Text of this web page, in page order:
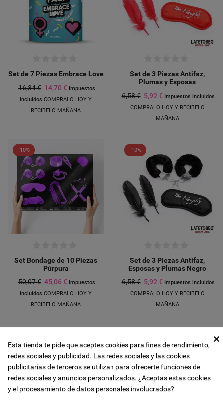
Set de 7 Piezas Embrace Love
16,34 € 14,70 € Impuestos
incluidos COMPRALO HOY Y
RECIBELO MAÑANA
Set de 3 Piezas Antifaz,
Plumas y Esposas
6,58 € 5,92 € Impuestos incluidos
COMPRALO HOY Y RECIBELO
MAÑANA
-10%
Set Bondage de 10 Piezas
Púrpura
50,07 € 45,06 € Impuestos
incluidos COMPRALO HOY Y
RECIBELO MAÑANA
-10%
Set de 3 Piezas Antifaz,
Esposas y Plumas Negro
6,58 € 5,92 € Impuestos incluidos
COMPRALO HOY Y RECIBELO
MAÑANA
Añadir a la lista de deseos
((modalTitle))
((confirmMessage))
Crear lista de deseos
Nombre de la lista de deseos
Iniciar sesión
Debe iniciar sesión para guardar productos en su lista de deseos.
×
Esta tienda te pide que aceptes cookies para fines de rendimiento,
redes sociales y publicidad. Las redes sociales y las cookies
publicitarias de terceros se utilizan para ofrecerte funciones de
redes sociales y anuncios personalizados. ¿Aceptas estas cookies
y el procesamiento de datos personales involucrados?